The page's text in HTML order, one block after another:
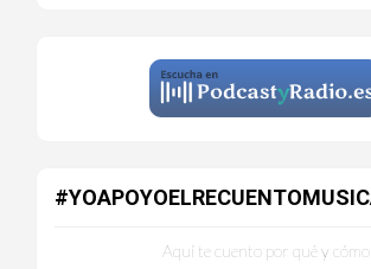
Aquí te cuento por qué y cómo